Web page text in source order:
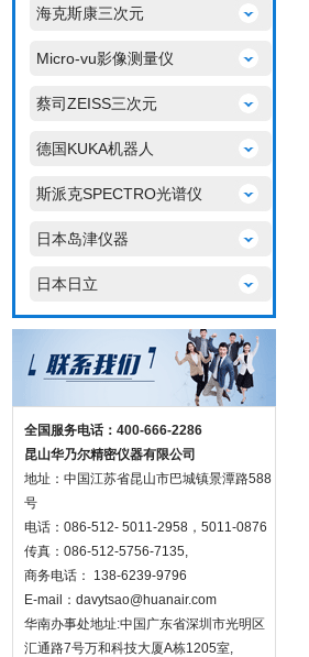
海克斯康三次元
Micro-vu影像测量仪
蔡司ZEISS三次元
德国KUKA机器人
斯派克SPECTRO光谱仪
日本岛津仪器
日本日立
全国服务电话：400-666-2286
昆山华乃尔精密仪器有限公司
地址：中国江苏省昆山市巴城镇景潭路588
号
电话：086-512- 5011-2958，5011-0876
传真：086-512-5756-7135,
商务电话： 138-6239-9796
E-mail： davytsao@huanair.com
华南办事处地址:中国广东省深圳市光明区
汇通路7号万和科技大厦A栋1205室,